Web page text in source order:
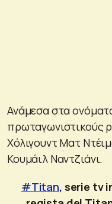
Ανάμεσα στα
πρωταγωνιστικούς
Χόλιγουντ Ματ
Κουμάιλ Ναντζιάνι.
#Titan, serie tv